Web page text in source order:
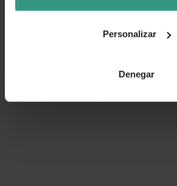
Personalizar
Denegar